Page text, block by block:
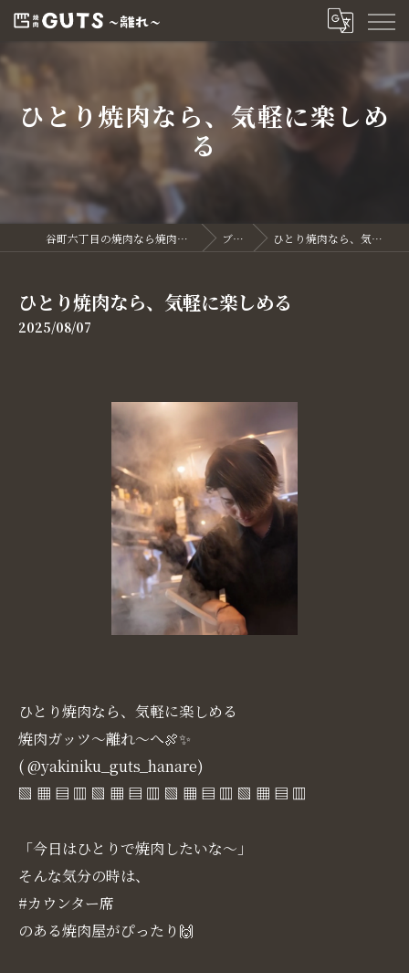
ひとり焼肉なら、気軽に楽しめ
る
谷町六丁目の焼肉なら焼肉GUTS～離れ～ ブログ ひとり焼肉なら、気軽に楽しめる
ひとり焼肉なら、気軽に楽しめる
2025/08/07
ひとり焼肉なら、気軽に楽しめる
焼肉ガッツ～離れ～へ🍖✨
( @yakiniku_guts_hanare)
▧ ▦ ▤ ▥ ▧ ▦ ▤ ▥ ▧ ▦ ▤ ▥ ▧ ▦ ▤ ▥
「今日はひとりで焼肉したいな〜」
そんな気分の時は、
#カウンター席
のある焼肉屋がぴったり🙌